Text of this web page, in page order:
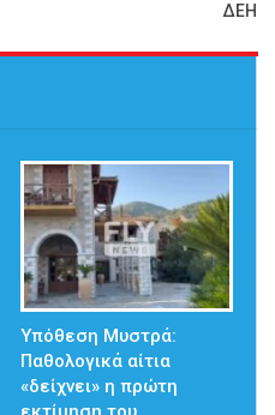
ΔΕΗ
Υπόθεση Μυστρά:
Παθολογικά αίτια
«δείχνει» η πρώτη